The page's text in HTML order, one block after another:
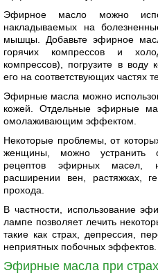
Эфирное масло можно
накладываемых на
мышцы. Добавьте эфирное
горячих компрессов и
компрессов), погрузите в воду
его на соответствующих частях
Эфирные масла можно
кожей. Отдельные эфирные
омолаживающим эффектом.
Некоторые проблемы, от
женщины, можно устранить
рецептов эфирных масел,
расширении вен, растяжках,
прохода.
В частности, использование
лампе позволяет лечить
такие как страх, депрессия,
неприятных побочных эффектов.
Эфирные масла при